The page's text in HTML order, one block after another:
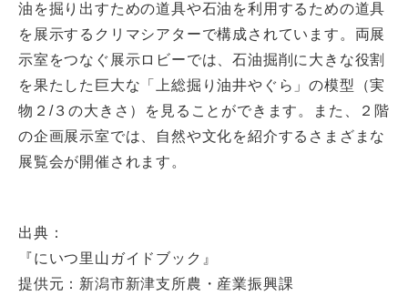
油を掘り出すための道具や石油を利用するための道具
を展示するクリマシアターで構成されています。両展
示室をつなぐ展示ロビーでは、石油掘削に大きな役割
を果たした巨大な「上総掘り油井やぐら」の模型（実
物２/３の大きさ）を見ることができます。また、２階
の企画展示室では、自然や文化を紹介するさまざまな
展覧会が開催されます。
出典：
『にいつ里山ガイドブック』
提供元：新潟市新津支所農・産業振興課